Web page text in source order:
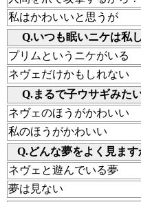
私はかわいいと思うが
Q.いつも眠いニケは私
プリムというニケがいる
ネヴェだけかもしれない
Q.まるで子ウサギみた
ネヴェのほうがかわいい
私のほうがかわいい
Q.どんな夢をよく見ます
ネヴェと遊んでいる夢
夢は見ない